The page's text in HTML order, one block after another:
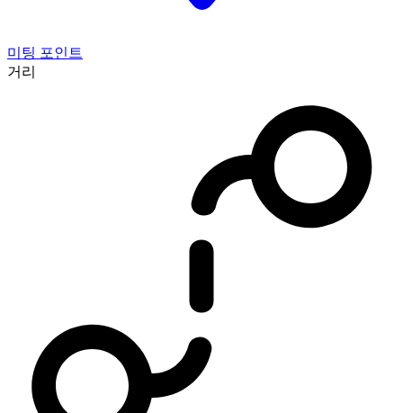
미팅 포인트
거리